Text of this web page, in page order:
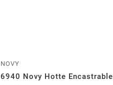
NOVY
6940 Novy Hotte Encastrable